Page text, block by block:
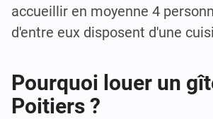
accueillir en moyenne 4
d'entre eux disposent d'une
Pourquoi louer un
Poitiers ?